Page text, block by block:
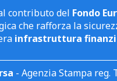
contributo del Fondo
che rafforza la
infrastruttura
- Agenzia Stampa